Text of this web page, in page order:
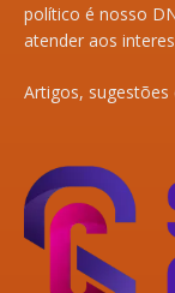
político é nosso
atender aos
Artigos, sugestões